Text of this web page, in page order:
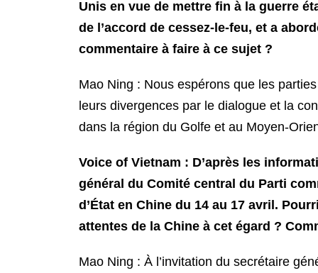
Unis en vue de mettre fin à la guerre
de l’accord de cessez-le-feu, et a
commentaire à faire à ce sujet ?
Mao Ning : Nous espérons que les
leurs divergences par le dialogue et la
dans la région du Golfe et au Moyen-
Voice of Vietnam : D’après les
général du Comité central du Parti
d’État en Chine du 14 au 17 avril.
attentes de la Chine à cet égard ?
Mao Ning : À l’invitation du secrétaire